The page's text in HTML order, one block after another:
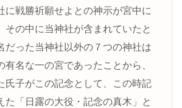
に戦勝祈願せよとの神示が宮中に
その中に当神社が含まれていたと
だった当神社以外の７つの神社は
有名な一の宮であったことから、
氏子がこの記念として、この時記
た「日露の大役・記念の真木」と